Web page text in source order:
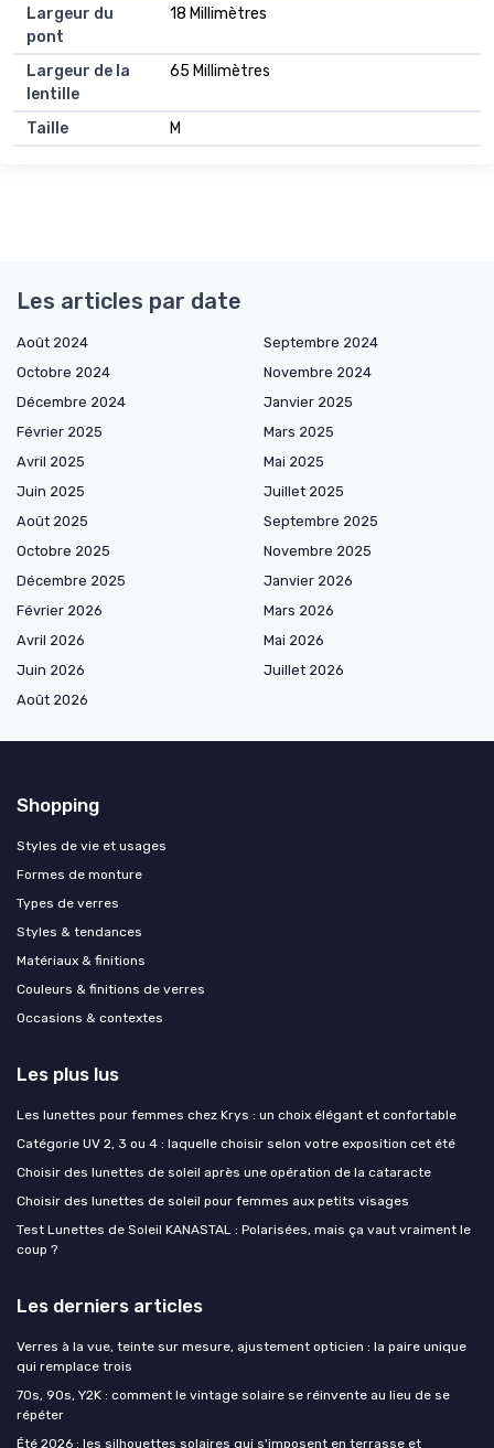
Largeur du
pont
18 Millimètres
Largeur de la
lentille
65 Millimètres
Taille M
Les articles par date
Août 2024
Septembre 2024
Octobre 2024
Novembre 2024
Décembre 2024
Janvier 2025
Février 2025
Mars 2025
Avril 2025
Mai 2025
Juin 2025
Juillet 2025
Août 2025
Septembre 2025
Octobre 2025
Novembre 2025
Décembre 2025
Janvier 2026
Février 2026
Mars 2026
Avril 2026
Mai 2026
Juin 2026
Juillet 2026
Août 2026
Shopping
Styles de vie et usages
Formes de monture
Types de verres
Styles & tendances
Matériaux & finitions
Couleurs & finitions de verres
Occasions & contextes
Les plus lus
Les lunettes pour femmes chez Krys : un choix élégant et confortable
Catégorie UV 2, 3 ou 4 : laquelle choisir selon votre exposition cet été
Choisir des lunettes de soleil après une opération de la cataracte
Choisir des lunettes de soleil pour femmes aux petits visages
Test Lunettes de Soleil KANASTAL : Polarisées, mais ça vaut vraiment le
coup ?
Les derniers articles
Verres à la vue, teinte sur mesure, ajustement opticien : la paire unique
qui remplace trois
70s, 90s, Y2K : comment le vintage solaire se réinvente au lieu de se
répéter
Été 2026 : les silhouettes solaires qui s'imposent en terrasse et